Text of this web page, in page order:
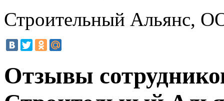
Строительный Альянс,
Отзывы